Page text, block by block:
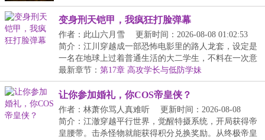
变身刑天铠甲，我疯狂打脸弹幕
作者：此山六月雪
更新时间：2026-08-08 01:02:53
简介：江川穿越成一部恐怖电影里的路人龙套，设定是
一名在地球上过着普通生活的大二学生，不料在一次意
外...
最新章节： 第17章 高攻学长与低防学妹
让你参加婚礼，你COS帝皇侠？
作者：林萧你骂人真难听
更新时间：2026-08-08
01:02:20
简介：江澈穿越平行世界，觉醒特摄系统，开局获得帝
皇腰带。击杀怪物就能获得积分兑换奖励。从终极帝皇